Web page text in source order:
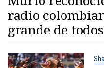
radio
grande de